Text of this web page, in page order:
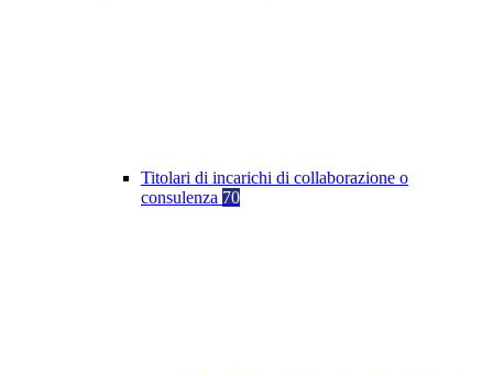
Titolari di incarichi di collaborazione o
consulenza 70